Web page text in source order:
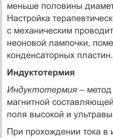
меньше половины
Настройка
с механическим
неоновой лампочки,
конденсаторных пластин.
Индуктотермия
Индуктотермия– метод
магнитной
поля высокой и
При прохождении тока в